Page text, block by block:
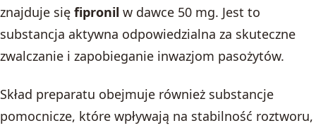
znajduje się fipronil w dawce 50 mg. Jest to
substancja aktywna odpowiedzialna za skuteczne
zwalczanie i zapobieganie inwazjom pasożytów.
Skład preparatu obejmuje również substancje
pomocnicze, które wpływają na stabilność roztworu,